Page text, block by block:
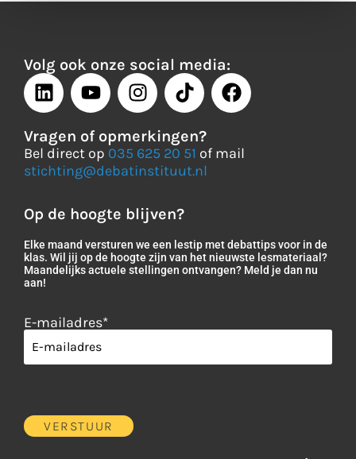
Volg ook onze social media:
Vragen of opmerkingen?
Bel direct op 035 625 20 51 of mail
stichting@debatinstituut.nl
Op de hoogte blijven?
Elke maand versturen we een lestip met debattips voor in de
klas. Wil jij op de hoogte zijn van het nieuwste lesmateriaal?
Maandelijks actuele stellingen ontvangen? Meld je dan nu
aan!
E-mailadres*